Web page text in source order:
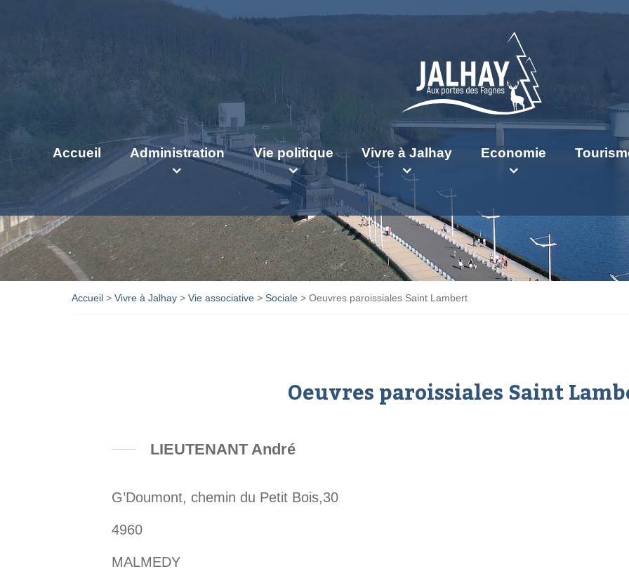
Accueil Administration Vie politique Vivre à Jalhay Economie
Accueil > Vivre à Jalhay > Vie associative > Sociale > Oeuvres paroissiales Saint Lambert
Oeuvres paroissiales Saint
LIEUTENANT André
G’Doumont, chemin du Petit Bois,30
4960
MALMEDY